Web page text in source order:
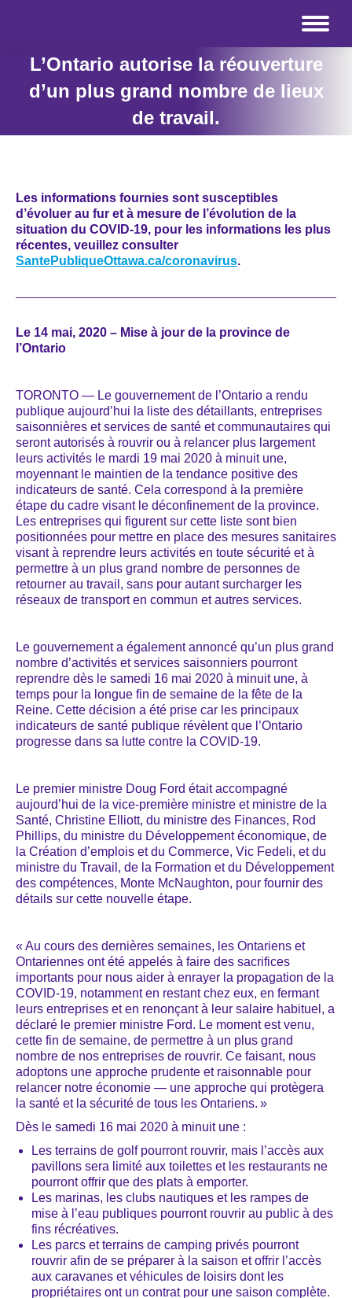
L’Ontario autorise la réouverture
d’un plus grand nombre de lieux
de travail.
Les informations fournies sont susceptibles
d’évoluer au fur et à mesure de l’évolution de la
situation du COVID-19, pour les informations les plus
récentes, veuillez consulter
SantePubliqueOttawa.ca/coronavirus.
Le 14 mai, 2020 – Mise à jour de la province de
l’Ontario
TORONTO ― Le gouvernement de l’Ontario a rendu
publique aujourd’hui la liste des détaillants, entreprises
saisonnières et services de santé et communautaires qui
seront autorisés à rouvrir ou à relancer plus largement
leurs activités le mardi 19 mai 2020 à minuit une,
moyennant le maintien de la tendance positive des
indicateurs de santé. Cela correspond à la première
étape du cadre visant le déconfinement de la province.
Les entreprises qui figurent sur cette liste sont bien
positionnées pour mettre en place des mesures sanitaires
visant à reprendre leurs activités en toute sécurité et à
permettre à un plus grand nombre de personnes de
retourner au travail, sans pour autant surcharger les
réseaux de transport en commun et autres services.
Le gouvernement a également annoncé qu’un plus grand
nombre d’activités et services saisonniers pourront
reprendre dès le samedi 16 mai 2020 à minuit une, à
temps pour la longue fin de semaine de la fête de la
Reine. Cette décision a été prise car les principaux
indicateurs de santé publique révèlent que l’Ontario
progresse dans sa lutte contre la COVID-19.
Le premier ministre Doug Ford était accompagné
aujourd’hui de la vice-première ministre et ministre de la
Santé, Christine Elliott, du ministre des Finances, Rod
Phillips, du ministre du Développement économique, de
la Création d’emplois et du Commerce, Vic Fedeli, et du
ministre du Travail, de la Formation et du Développement
des compétences, Monte McNaughton, pour fournir des
détails sur cette nouvelle étape.
« Au cours des dernières semaines, les Ontariens et
Ontariennes ont été appelés à faire des sacrifices
importants pour nous aider à enrayer la propagation de la
COVID-19, notamment en restant chez eux, en fermant
leurs entreprises et en renonçant à leur salaire habituel, a
déclaré le premier ministre Ford. Le moment est venu,
cette fin de semaine, de permettre à un plus grand
nombre de nos entreprises de rouvrir. Ce faisant, nous
adoptons une approche prudente et raisonnable pour
relancer notre économie ― une approche qui protègera
la santé et la sécurité de tous les Ontariens. »
Dès le samedi 16 mai 2020 à minuit une :
Les terrains de golf pourront rouvrir, mais l’accès aux
pavillons sera limité aux toilettes et les restaurants ne
pourront offrir que des plats à emporter.
Les marinas, les clubs nautiques et les rampes de
mise à l’eau publiques pourront rouvrir au public à des
fins récréatives.
Les parcs et terrains de camping privés pourront
rouvrir afin de se préparer à la saison et offrir l’accès
aux caravanes et véhicules de loisirs dont les
propriétaires ont un contrat pour une saison complète.